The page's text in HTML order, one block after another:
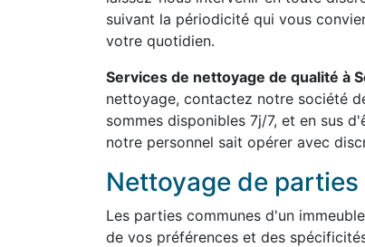
suivant la périodicité qui vous
votre quotidien.
Services de nettoyage de qualité à
nettoyage, contactez notre société
sommes disponibles 7j/7, et en sus
notre personnel sait opérer avec
Nettoyage de
Les parties communes d'un
de vos préférences et des